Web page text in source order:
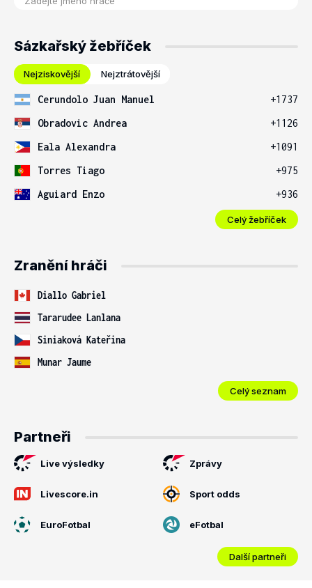
Sázkařský žebříček
Nejziskovější Nejztrátovější
Cerundolo Juan Manuel
+1737
Obradovic Andrea
+1126
Eala Alexandra
+1091
Torres Tiago
+975
Aguiard Enzo
+936
Celý žebříček
Zranění hráči
Diallo Gabriel
Tararudee Lanlana
Siniaková Kateřina
Munar Jaume
Celý seznam
Partneři
Live výsledky Zprávy
Livescore.in Sport odds
EuroFotbal eFotbal
Další partneři